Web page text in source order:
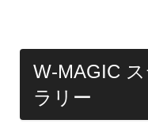
W-MAGIC
ラリー